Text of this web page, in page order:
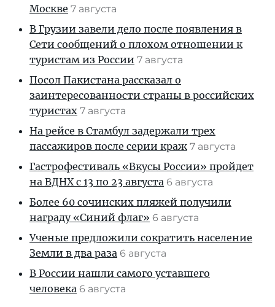
Москве 7 августа
В Грузии завели дело после появления в
Сети сообщений о плохом отношении к
туристам из России 7 августа
Посол Пакистана рассказал о
заинтересованности страны в российских
туристах 7 августа
На рейсе в Стамбул задержали трех
пассажиров после серии краж 7 августа
Гастрофестиваль «Вкусы России» пройдет
на ВДНХ с 13 по 23 августа 6 августа
Более 60 сочинских пляжей получили
награду «Синий флаг» 6 августа
Ученые предложили сократить население
Земли в два раза 6 августа
В России нашли самого уставшего
человека 6 августа